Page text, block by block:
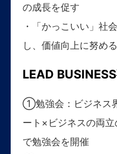
の成長を促す
・「かっこいい」社
し、価値向上に努める
LEAD
①勉強会：ビジネス
ート×ビジネスの両
で勉強会を開催